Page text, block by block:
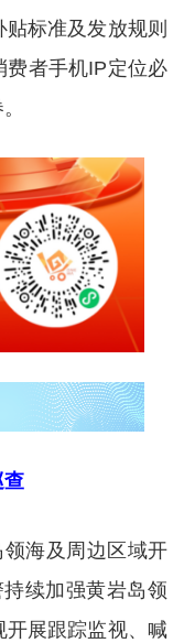
标准及发放规则
费者手机IP定位必
查
海及周边区域开
续加强黄岩岛领
展跟踪监视、喊